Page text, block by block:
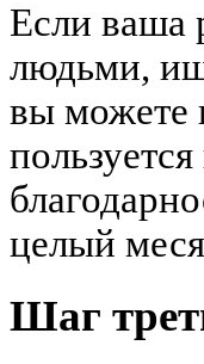
Если ваша
людьми,
вы можете
целый
Шаг